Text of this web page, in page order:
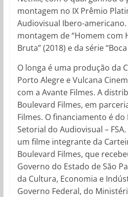
montagem no IX Prêmio
Audiovisual Ibero-
montagem de “Homem com
Bruta” (2018) e da série
O longa é uma produção da
Porto Alegre e Vulcana
com a Avante Filmes. A
Boulevard Filmes, em
Filmes. O financiamento é
Setorial do Audiovisual –
um filme integrante da
Boulevard Filmes, que
Governo do Estado de São
da Cultura, Economia e
Governo Federal, do